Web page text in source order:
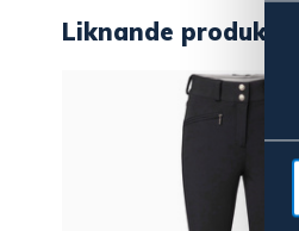
Liknande produkter